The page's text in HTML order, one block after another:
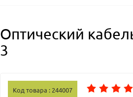
Оптический
3
Код товара : 244007